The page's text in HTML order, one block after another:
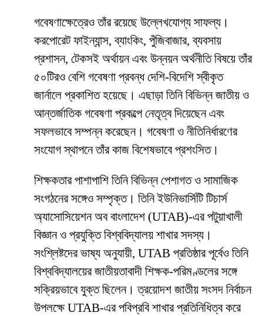
গবেষণাক্ষেত্রেও তাঁর রয়েছে উল্লেখযোগ্য সাফল্য।
করপোরেট ফাইন্যান্স, ব্যাংকিং, পুঁজিবাজার, ব্যবসায়
প্রশাসন, টেকসই অর্থায়ন এবং উন্নয়ন অর্থনীতি বিষয়ে তাঁর
৫০টিরও বেশি গবেষণা প্রবন্ধ দেশি-বিদেশি স্বীকৃত
জার্নালে প্রকাশিত হয়েছে। এছাড়া তিনি বিভিন্ন জাতীয় ও
আন্তর্জাতিক গবেষণা প্রকল্পে নেতৃত্ব দিয়েছেন এবং
সফলভাবে সম্পন্ন করেছেন। গবেষণা ও নীতিনির্ধারণের
সংযোগ স্থাপনে তাঁর কাজ বিশেষভাবে প্রশংসিত।
শিক্ষকতার পাশাপাশি তিনি বিভিন্ন পেশাগত ও সামাজিক
সংগঠনের সঙ্গেও সম্পৃক্ত। তিনি ইউনিভার্সিটি টিচার্স
অ্যাসোসিয়েশন অব বাংলাদেশ (UTAB)-এর পটুয়াখালী
বিজ্ঞান ও প্রযুক্তি বিশ্ববিদ্যালয় শাখার সদস্য।
সংশ্লিষ্টদের ভাষ্য অনুযায়ী, UTAB প্রতিষ্ঠার পূর্বেও তিনি
বিশ্ববিদ্যালয়ের জাতীয়তাবাদী শিক্ষক-পরিমণ্ডলের সঙ্গে
সক্রিয়ভাবে যুক্ত ছিলেন। ত্রয়োদশ জাতীয় সংসদ নির্বাচন
উপলক্ষে UTAB-এর পবিপ্রবি শাখার প্রতিনিধিত্ব করে